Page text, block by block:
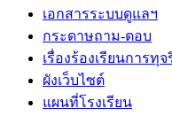
เอกสารระบบดูแลฯ
กระดาษถาม-ตอบ
เรื่องร้องเรียนการทุจ
ผังเว็บไซต์
แผนที่โรงเรียน